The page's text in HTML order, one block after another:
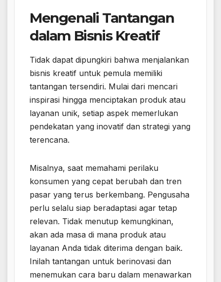
Mengenali Tantangan
dalam Bisnis Kreatif
Tidak dapat dipungkiri bahwa menjalankan
bisnis kreatif untuk pemula memiliki
tantangan tersendiri. Mulai dari mencari
inspirasi hingga menciptakan produk atau
layanan unik, setiap aspek memerlukan
pendekatan yang inovatif dan strategi yang
terencana.
Misalnya, saat memahami perilaku
konsumen yang cepat berubah dan tren
pasar yang terus berkembang. Pengusaha
perlu selalu siap beradaptasi agar tetap
relevan. Tidak menutup kemungkinan,
akan ada masa di mana produk atau
layanan Anda tidak diterima dengan baik.
Inilah tantangan untuk berinovasi dan
menemukan cara baru dalam menawarkan